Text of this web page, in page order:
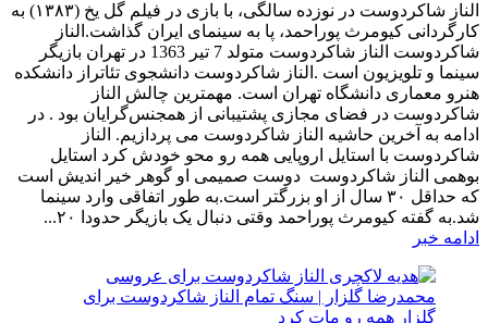
الناز شاکردوست در نوزده سالگی، با بازی در فیلم گل یخ (۱۳۸۳) به
کارگردانی کیومرث پوراحمد، پا به سینمای ایران گذاشت.الناز
شاکردوست الناز شاکردوست متولد 7 تیر 1363 در تهران بازیگر
سینما و تلویزیون است .الناز شاکردوست دانشجوی تئاتراز دانشکده
هنرو معماری دانشگاه تهران است. مهمترین چالش الناز
شاکردوست در فضای مجازی پشتیبانی از همجنس‌گرایان بود . در
ادامه به آخرین حاشیه الناز شاکردوست می پردازیم. الناز
شاکردوست با استایل اروپایی همه رو محو خودش کرد استایل
بوهمی الناز شاکردوست دوست صمیمی او گوهر خیر اندیش است
که حداقل ۳۰ سال از او بزرگتر است.به طور اتفاقی وارد سینما
شد.به گفته کیومرث پوراحمد وقتی دنبال یک بازیگر حدودا ۲۰...
ادامه خبر